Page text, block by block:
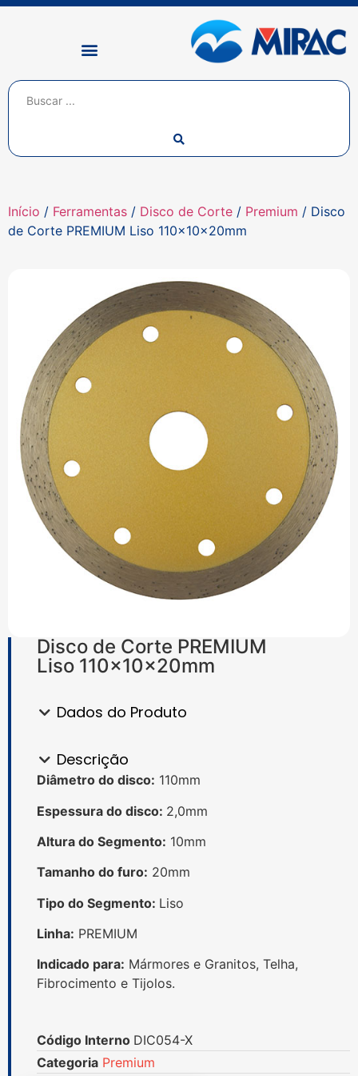
Início / Ferramentas / Disco de Corte / Premium / Disco
de Corte PREMIUM Liso 110x10x20mm
Disco de Corte PREMIUM
Liso 110x10x20mm
Dados do Produto
Descrição
Diâmetro do disco: 110mm
Espessura do disco: 2,0mm
Altura do Segmento: 10mm
Tamanho do furo: 20mm
Tipo do Segmento: Liso
Linha: PREMIUM
Indicado para: Mármores e Granitos, Telha,
Fibrocimento e Tijolos.
Código Interno DIC054-X
Categoria Premium